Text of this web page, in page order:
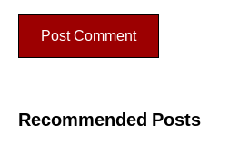
Recommended Posts